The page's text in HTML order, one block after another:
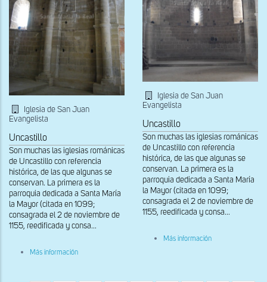
Iglesia de San Juan
Evangelista
Uncastillo
Son muchas las iglesias románicas
de Uncastillo con referencia
histórica, de las que algunas se
conservan. La primera es la
parroquia dedicada a Santa María
la Mayor (citada en 1099;
consagrada el 2 de noviembre de
1155, reedificada y consa...
Más información
Iglesia de San Juan
Evangelista
Uncastillo
Son muchas las iglesias románicas
de Uncastillo con referencia
histórica, de las que algunas se
conservan. La primera es la
parroquia dedicada a Santa María
la Mayor (citada en 1099;
consagrada el 2 de noviembre de
1155, reedificada y consa...
Más información